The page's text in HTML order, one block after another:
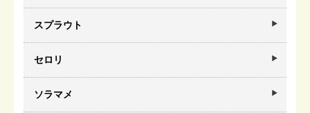
スプラウト
セロリ
ソラマメ